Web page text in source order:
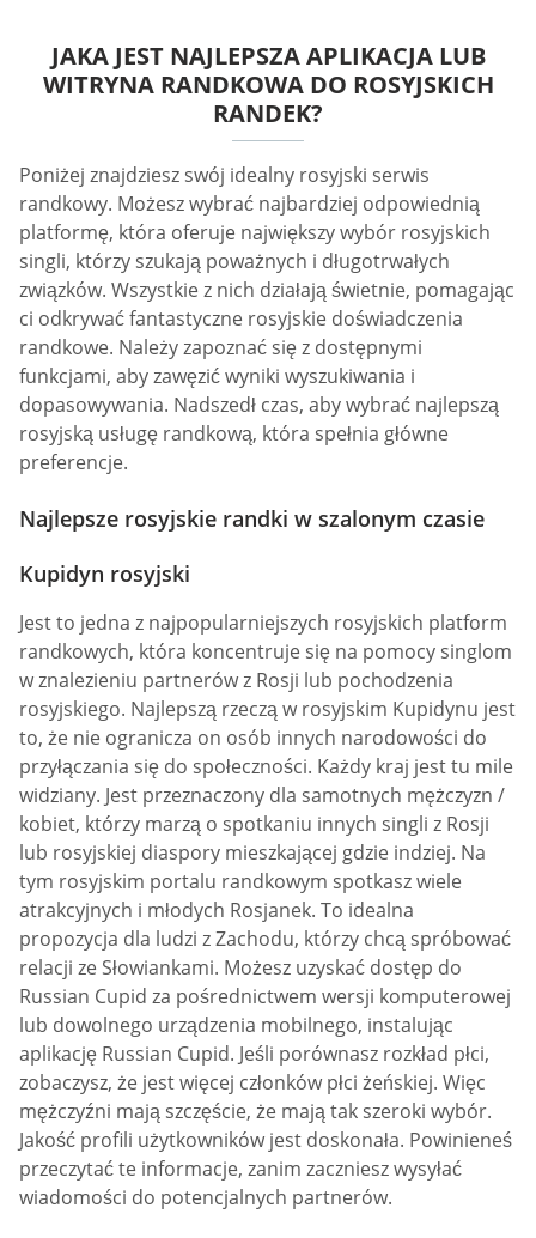
JAKA JEST NAJLEPSZA APLIKACJA LUB
WITRYNA RANDKOWA DO ROSYJSKICH
RANDEK?
Poniżej znajdziesz swój idealny rosyjski serwis
randkowy. Możesz wybrać najbardziej odpowiednią
platformę, która oferuje największy wybór rosyjskich
singli, którzy szukają poważnych i długotrwałych
związków. Wszystkie z nich działają świetnie, pomagając
ci odkrywać fantastyczne rosyjskie doświadczenia
randkowe. Należy zapoznać się z dostępnymi
funkcjami, aby zawęzić wyniki wyszukiwania i
dopasowywania. Nadszedł czas, aby wybrać najlepszą
rosyjską usługę randkową, która spełnia główne
preferencje.
Najlepsze rosyjskie randki w szalonym czasie
Kupidyn rosyjski
Jest to jedna z najpopularniejszych rosyjskich platform
randkowych, która koncentruje się na pomocy singlom
w znalezieniu partnerów z Rosji lub pochodzenia
rosyjskiego. Najlepszą rzeczą w rosyjskim Kupidynu jest
to, że nie ogranicza on osób innych narodowości do
przyłączania się do społeczności. Każdy kraj jest tu mile
widziany. Jest przeznaczony dla samotnych mężczyzn /
kobiet, którzy marzą o spotkaniu innych singli z Rosji
lub rosyjskiej diaspory mieszkającej gdzie indziej. Na
tym rosyjskim portalu randkowym spotkasz wiele
atrakcyjnych i młodych Rosjanek. To idealna
propozycja dla ludzi z Zachodu, którzy chcą spróbować
relacji ze Słowiankami. Możesz uzyskać dostęp do
Russian Cupid za pośrednictwem wersji komputerowej
lub dowolnego urządzenia mobilnego, instalując
aplikację Russian Cupid. Jeśli porównasz rozkład płci,
zobaczysz, że jest więcej członków płci żeńskiej. Więc
mężczyźni mają szczęście, że mają tak szeroki wybór.
Jakość profili użytkowników jest doskonała. Powinieneś
przeczytać te informacje, zanim zaczniesz wysyłać
wiadomości do potencjalnych partnerów.